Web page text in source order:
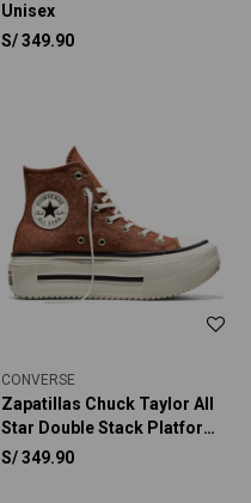
Unisex
S/349.90
CONVERSE
Zapatillas Chuck Taylor All
Star Double Stack Platform
Deer Unisex
S/349.90